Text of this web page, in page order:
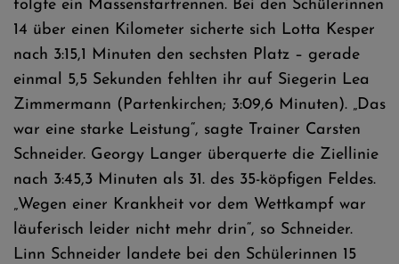
folgte ein Massenstartrennen. Bei den Schülerinnen
14 über einen Kilometer sicherte sich Lotta Kesper
nach 3:15,1 Minuten den sechsten Platz – gerade
einmal 5,5 Sekunden fehlten ihr auf Siegerin Lea
Zimmermann (Partenkirchen; 3:09,6 Minuten). „Das
war eine starke Leistung“, sagte Trainer Carsten
Schneider. Georgy Langer überquerte die Ziellinie
nach 3:45,3 Minuten als 31. des 35-köpfigen Feldes.
„Wegen einer Krankheit vor dem Wettkampf war
läuferisch leider nicht mehr drin“, so Schneider.
Linn Schneider landete bei den Schülerinnen 15